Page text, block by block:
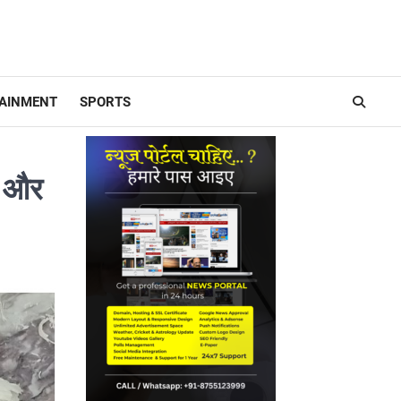
SPORTS
और